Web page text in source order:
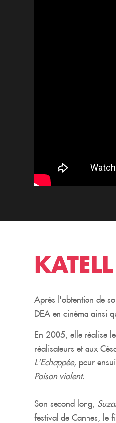
Après l'obtention de
DEA en cinéma ainsi
En 2005, elle réalise
réalisateurs et aux
L'Echappée, pour
Poison violent.
Son second long,
festival de Cannes, le